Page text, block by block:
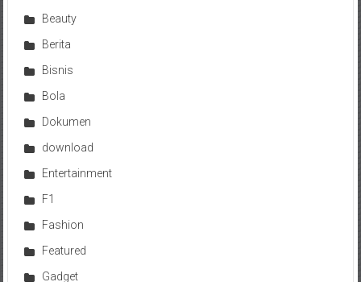
Beauty
Berita
Bisnis
Bola
Dokumen
download
Entertainment
F1
Fashion
Featured
Gadget